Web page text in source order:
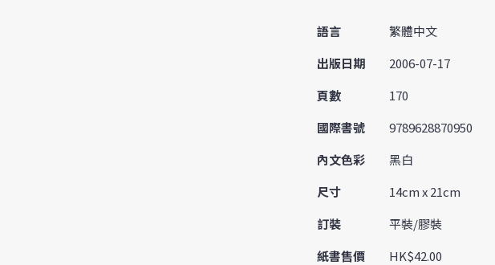
語言
繁體中文
出版日期
2006-07-17
頁數
170
國際書號
9789628870950
內文色彩
黑白
尺寸
14cm x 21cm
訂裝
平裝/膠裝
紙書售價
HK$42.00